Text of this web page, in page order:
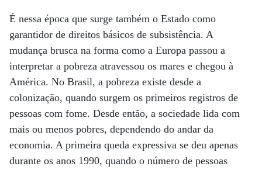
É nessa época que surge também o Estado como
garantidor de direitos básicos de subsistência. A
mudança brusca na forma como a Europa passou a
interpretar a pobreza atravessou os mares e chegou à
América. No Brasil, a pobreza existe desde a
colonização, quando surgem os primeiros registros de
pessoas com fome. Desde então, a sociedade lida com
mais ou menos pobres, dependendo do andar da
economia. A primeira queda expressiva se deu apenas
durante os anos 1990, quando o número de pessoas